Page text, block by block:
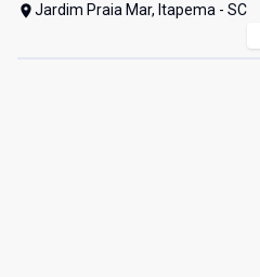
Jardim Praia Mar, Itapema - SC